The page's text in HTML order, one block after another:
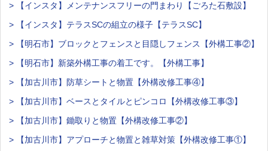
> 【インスタ】メンテナンスフリーの門まわり【ごろた石敷設】
> 【インスタ】テラスSCの組立の様子【テラスSC】
> 【明石市】ブロックとフェンスと目隠しフェンス【外構工事②】
> 【明石市】新築外構工事の着工です。【外構工事】
> 【加古川市】防草シートと物置【外構改修工事④】
> 【加古川市】ベースとタイルとピンコロ【外構改修工事③】
> 【加古川市】鋤取りと物置【外構改修工事②】
> 【加古川市】アプローチと物置と雑草対策【外構改修工事①】